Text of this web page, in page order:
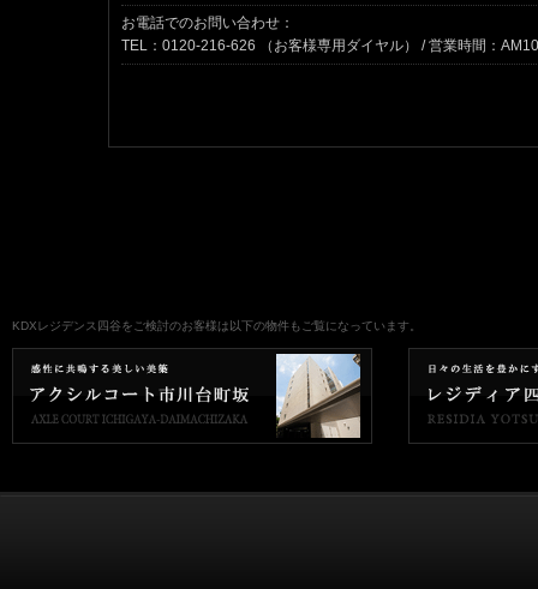
お電話でのお問い合わせ：
TEL： 0120-216-626 （お客様専用ダイヤル） / 営業時間：
KDXレジデンス四谷をご検討のお客様は以下の物件もご覧になっています。